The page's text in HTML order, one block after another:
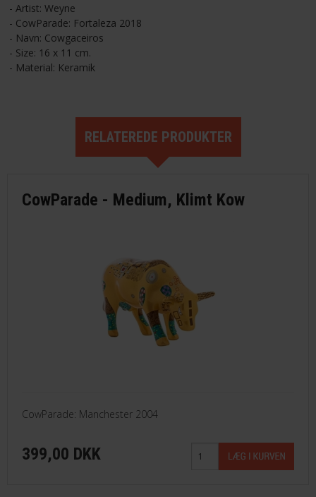
- Artist: Weyne
- CowParade: Fortaleza 2018
- Navn: Cowgaceiros
- Size: 16 x 11 cm.
- Material: Keramik
RELATEREDE PRODUKTER
CowParade - Medium, Klimt Kow
CowParade: Manchester 2004
399,00 DKK